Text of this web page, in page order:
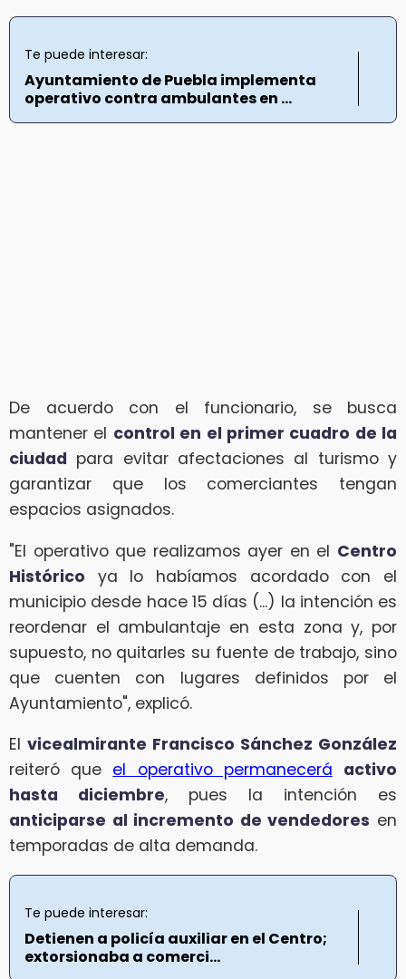
Te puede interesar:
Ayuntamiento de Puebla implementa
operativo contra ambulantes en ...
De acuerdo con el funcionario, se busca
mantener el control en el primer cuadro de la
ciudad para evitar afectaciones al turismo y
garantizar que los comerciantes tengan
espacios asignados.
"El operativo que realizamos ayer en el Centro
Histórico ya lo habíamos acordado con el
municipio desde hace 15 días (...) la intención es
reordenar el ambulantaje en esta zona y, por
supuesto, no quitarles su fuente de trabajo, sino
que cuenten con lugares definidos por el
Ayuntamiento", explicó.
El vicealmirante Francisco Sánchez González
reiteró que el operativo permanecerá activo
hasta diciembre, pues la intención es
anticiparse al incremento de vendedores en
temporadas de alta demanda.
Te puede interesar:
Detienen a policía auxiliar en el Centro;
extorsionaba a comerci...